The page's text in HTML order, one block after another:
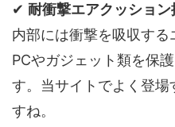
✔ 耐衝撃エアクッション
内部には衝撃を吸収する
PCやガジェット類を保
す。当サイトでよく登
すね。